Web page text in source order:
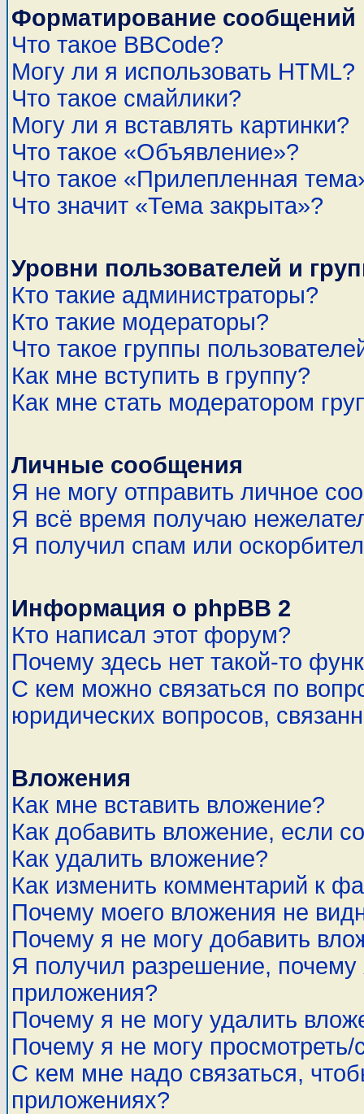
Форматирование
Что такое BBCode?
Могу ли я использовать HTML?
Что такое смайлики?
Могу ли я вставлять картинки?
Что такое «Объявление»?
Что такое «Прилепленная
Что значит «Тема закрыта»?
Уровни пользователей и
Кто такие администраторы?
Кто такие модераторы?
Что такое группы
Как мне вступить в группу?
Как мне стать модератором
Личные сообщения
Я не могу отправить личное
Я всё время получаю
Я получил спам или
Информация о phpBB 2
Кто написал этот форум?
Почему здесь нет такой-то
С кем можно связаться по
юридических вопросов,
Вложения
Как мне вставить вложение?
Как добавить вложение, если
Как удалить вложение?
Как изменить комментарий к
Почему моего вложения не
Почему я не могу добавить
Я получил разрешение,
приложения?
Почему я не могу удалить
Почему я не могу просмотреть/
С кем мне надо связаться,
приложениях?